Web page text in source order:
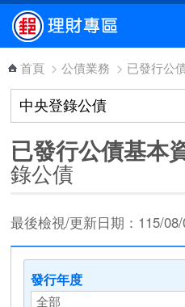
跳到主要內容區塊
首頁 > 公債業務 > 已發行公
已發行公債基本
錄公債
最後檢視/更新日期：115/
發行年度